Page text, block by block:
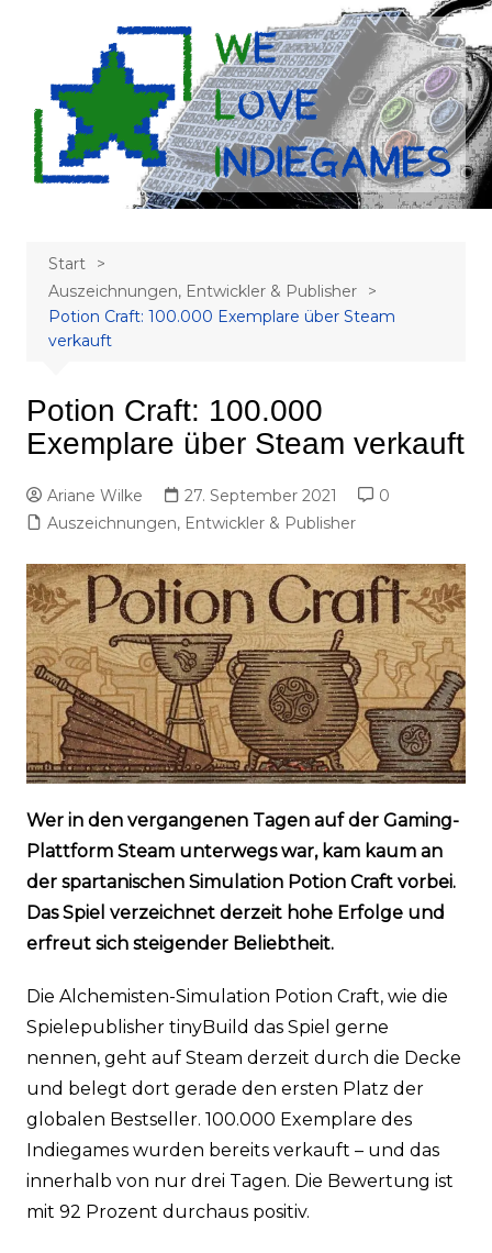
Start
Auszeichnungen, Entwickler & Publisher
Potion Craft: 100.000 Exemplare über Steam
verkauft
Potion Craft: 100.000
Exemplare über Steam verkauft
Ariane Wilke 27. September 2021
0
Auszeichnungen, Entwickler & Publisher
Wer in den vergangenen Tagen auf der Gaming-
Plattform Steam unterwegs war, kam kaum an
der spartanischen Simulation Potion Craft vorbei.
Das Spiel verzeichnet derzeit hohe Erfolge und
erfreut sich steigender Beliebtheit.
Die Alchemisten-Simulation Potion Craft, wie die
Spielepublisher tinyBuild das Spiel gerne
nennen, geht auf Steam derzeit durch die Decke
und belegt dort gerade den ersten Platz der
globalen Bestseller. 100.000 Exemplare des
Indiegames wurden bereits verkauft – und das
innerhalb von nur drei Tagen. Die Bewertung ist
mit 92 Prozent durchaus positiv.